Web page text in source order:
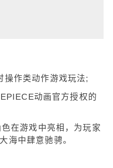
操作类动作游戏玩法;
动画官方授权的
在游戏中亮相，为玩家
海中肆意驰骋。